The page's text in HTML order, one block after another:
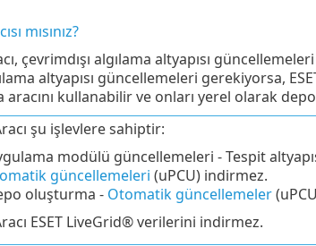
mısınız?
çevrimdışı algılama altyapısı
altyapısı güncellemeleri gerekiyorsa,
aracını kullanabilir ve onları yerel olarak
şu işlevlere sahiptir:
modülü güncellemeleri - Tespit
güncellemeleri (uPCU) indirmez.
oluşturma - Otomatik güncellemeler
ESET LiveGrid® verilerini indirmez.